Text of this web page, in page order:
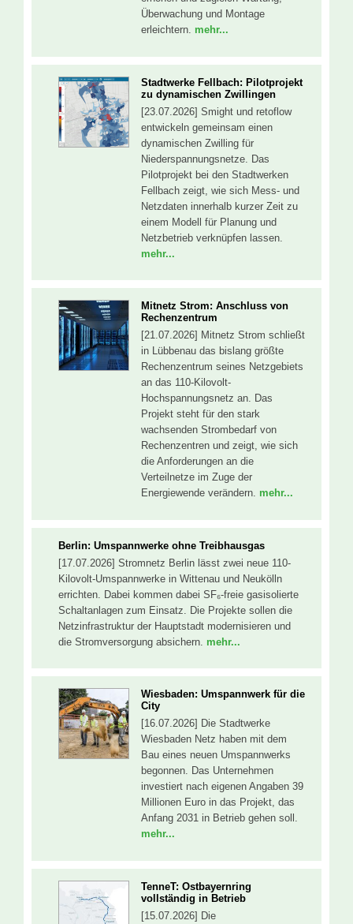
Überwachung und Montage
erleichtern. mehr...
Stadtwerke Fellbach: Pilotprojekt
zu dynamischen Zwillingen
[23.07.2026] Smight und retoflow
entwickeln gemeinsam einen
dynamischen Zwilling für
Niederspannungsnetze. Das
Pilotprojekt bei den Stadtwerken
Fellbach zeigt, wie sich Mess- und
Netzdaten innerhalb kurzer Zeit zu
einem Modell für Planung und
Netzbetrieb verknüpfen lassen.
mehr...
Mitnetz Strom: Anschluss von
Rechenzentrum
[21.07.2026] Mitnetz Strom schließt
in Lübbenau das bislang größte
Rechenzentrum seines Netzgebiets
an das 110-Kilovolt-
Hochspannungsnetz an. Das
Projekt steht für den stark
wachsenden Strombedarf von
Rechenzentren und zeigt, wie sich
die Anforderungen an die
Verteilnetze im Zuge der
Energiewende verändern. mehr...
Berlin: Umspannwerke ohne Treibhausgas
[17.07.2026] Stromnetz Berlin lässt zwei neue 110-
Kilovolt-Umspannwerke in Wittenau und Neukölln
errichten. Dabei kommen dabei SF₆-freie gasisolierte
Schaltanlagen zum Einsatz. Die Projekte sollen die
Netzinfrastruktur der Hauptstadt modernisieren und
die Stromversorgung absichern. mehr...
Wiesbaden: Umspannwerk für die
City
[16.07.2026] Die Stadtwerke
Wiesbaden Netz haben mit dem
Bau eines neuen Umspannwerks
begonnen. Das Unternehmen
investiert nach eigenen Angaben 39
Millionen Euro in das Projekt, das
Anfang 2031 in Betrieb gehen soll.
mehr...
TenneT: Ostbayernring
vollständig in Betrieb
[15.07.2026] Die